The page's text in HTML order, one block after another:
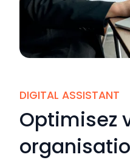
DIGITAL ASSISTANT
Optimisez